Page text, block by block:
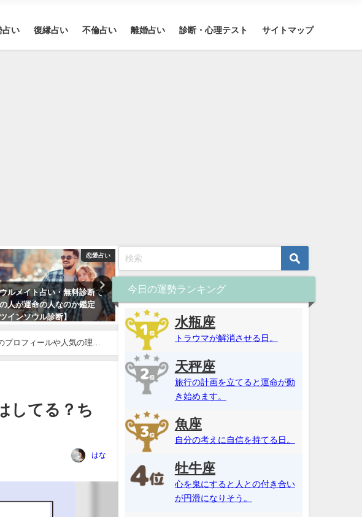
占い 復縁占い 不倫占い 離婚占い 診断・心理テスト サイトマップ
恋愛占い
ルメイト占い・無料診断で
人が運命の人なのか鑑定
ツインソウル診断】
算命学・2025年の運勢！恋愛運
や仕事運などを無料鑑定（天中
殺・十干）算命学・2025年の運
勢！恋愛運や仕事運などを無料
鑑定（天中殺・十干）
日相性は何％？彼が運命の
ロフィールや人気の理由
してる？ち
はな
今日の運勢ランキング
水瓶座
トラウマが解消させる日。
天秤座
旅行の計画を立てると運命が動
き始めます。
魚座
自分の考えに自信を持てる日。
牡牛座
心を鬼にすると人との付き合い
が円滑になりそう。